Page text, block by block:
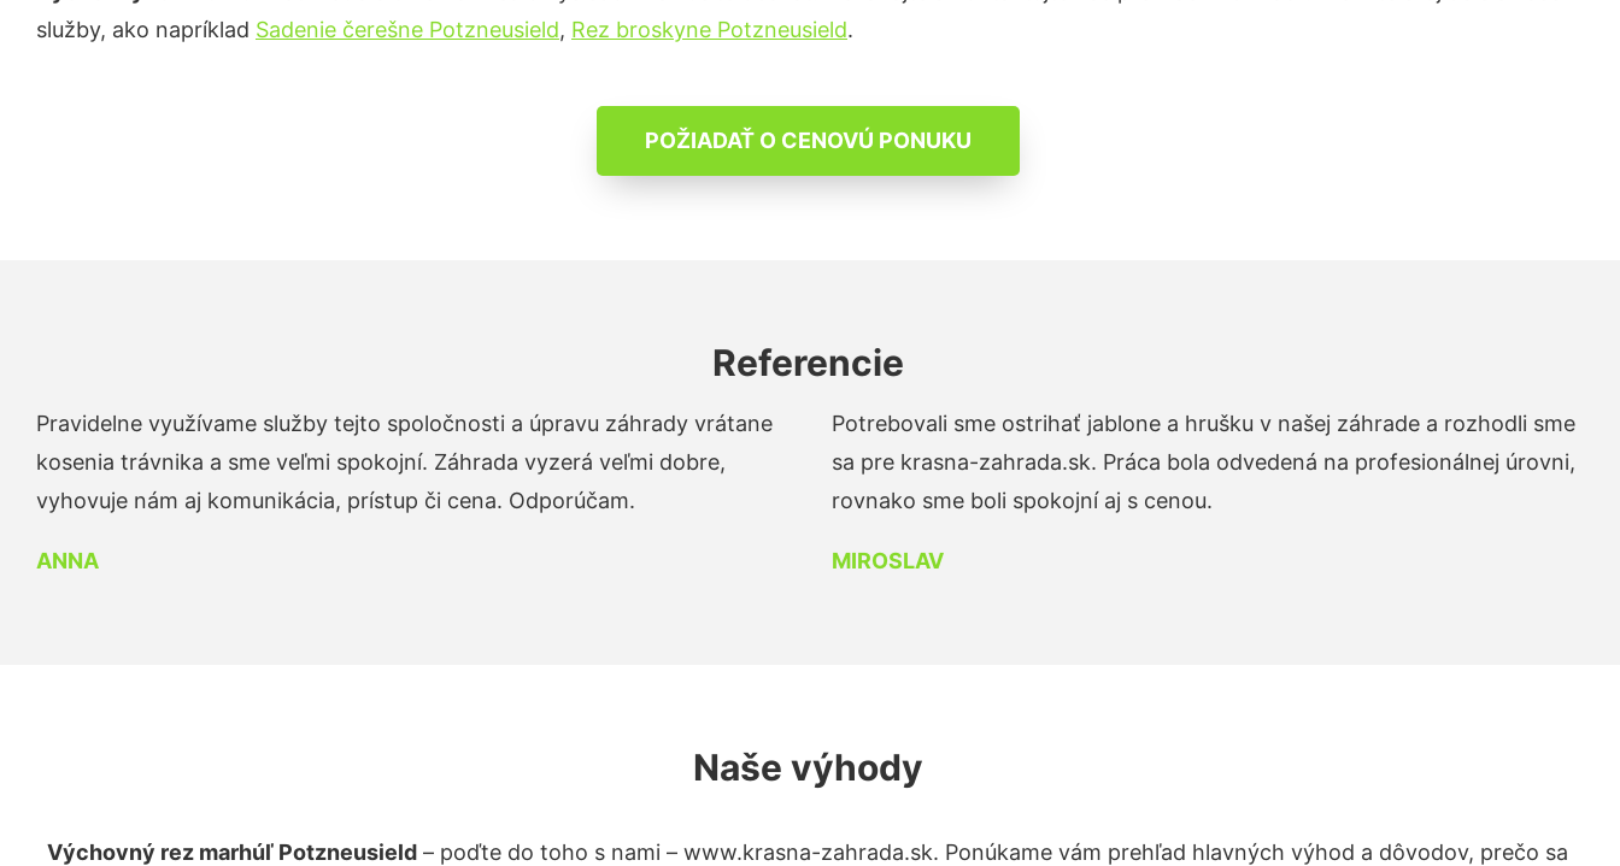
služby, ako napríklad Sadenie čerešne Potzneusield, Rez broskyne Potzneusield.
POŽIADAŤ O CENOVÚ PONUKU
Referencie
Pravidelne využívame služby tejto spoločnosti a úpravu záhrady vrátane
kosenia trávnika a sme veľmi spokojní. Záhrada vyzerá veľmi dobre,
vyhovuje nám aj komunikácia, prístup či cena. Odporúčam.
ANNA
Potrebovali sme ostrihať jablone a hrušku v našej záhrade a rozhodli sme
sa pre krasna-zahrada.sk. Práca bola odvedená na profesionálnej úrovni,
rovnako sme boli spokojní aj s cenou.
MIROSLAV
Naše výhody
Výchovný rez marhúľ Potzneusield – poďte do toho s nami – www.krasna-zahrada.sk. Ponúkame vám prehľad hlavných výhod a dôvodov, prečo sa